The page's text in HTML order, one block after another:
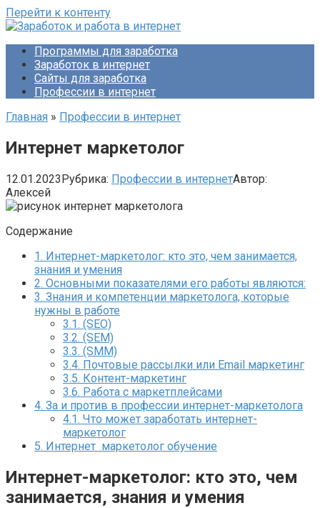
Перейти к контенту
Программы для заработка
Заработок в интернет
Сайты для заработка
Профессии в интернет
Главная » Профессии в интернет
Интернет маркетолог
12.01.2023Рубрика: Профессии в интернетАвтор:
Алексей
Содержание
1. Интернет-маркетолог: кто это, чем занимается,
знания и умения
2. Основными показателями его работы являются:
3. Знания и компетенции маркетолога, которые
нужны в работе
3.1. (SEO)
3.2. (SEM)
3.3. (SMM)
3.4. Почтовые рассылки или Email маркетинг
3.5. Контент-маркетинг
3.6. Работа с маркетплейсами
4. За и против в профессии интернет-маркетолога
4.1. Что может заработать интернет-
маркетолог
5. Интернет маркетолог обучение
Интернет-маркетолог: кто это, чем
занимается, знания и умения